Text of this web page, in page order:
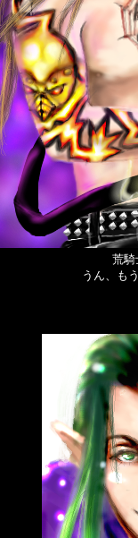
荒騎
うん、も